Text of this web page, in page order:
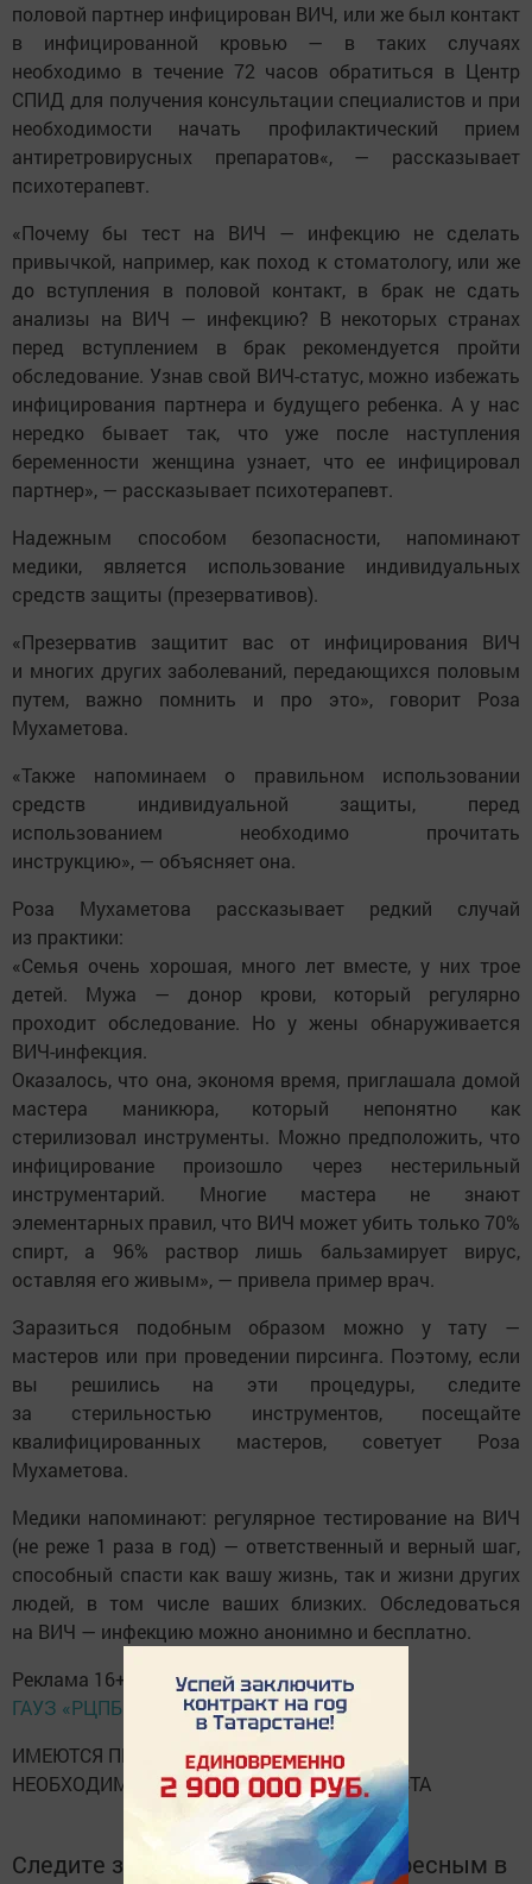
половой партнер инфицирован ВИЧ, или же был контакт
в инфицированной кровью — в таких случаях
необходимо в течение 72 часов обратиться в Центр
СПИД для получения консультации специалистов и при
необходимости начать профилактический прием
антиретровирусных препаратов«, — рассказывает
психотерапевт.
«Почему бы тест на ВИЧ — инфекцию не сделать
привычкой, например, как поход к стоматологу, или же
до вступления в половой контакт, в брак не сдать
анализы на ВИЧ — инфекцию? В некоторых странах
перед вступлением в брак рекомендуется пройти
обследование. Узнав свой ВИЧ-статус, можно избежать
инфицирования партнера и будущего ребенка. А у нас
нередко бывает так, что уже после наступления
беременности женщина узнает, что ее инфицировал
партнер», — рассказывает психотерапевт.
Надежным способом безопасности, напоминают
медики, является использование индивидуальных
средств защиты (презервативов).
«Презерватив защитит вас от инфицирования ВИЧ
и многих других заболеваний, передающихся половым
путем, важно помнить и про это», говорит Роза
Мухаметова.
«Также напоминаем о правильном использовании
средств индивидуальной защиты, перед
использованием необходимо прочитать
инструкцию», — объясняет она.
Роза Мухаметова рассказывает редкий случай
из практики:
«Семья очень хорошая, много лет вместе, у них трое
детей. Мужа — донор крови, который регулярно
проходит обследование. Но у жены обнаруживается
ВИЧ-инфекция.
Оказалось, что она, экономя время, приглашала домой
мастера маникюра, который непонятно как
стерилизовал инструменты. Можно предположить, что
инфицирование произошло через нестерильный
инструментарий. Многие мастера не знают
элементарных правил, что ВИЧ может убить только 70%
спирт, а 96% раствор лишь бальзамирует вирус,
оставляя его живым», — привела пример врач.
Заразиться подобным образом можно у тату —
мастеров или при проведении пирсинга. Поэтому, если
вы решились на эти процедуры, следите
за стерильностью инструментов, посещайте
квалифицированных мастеров, советует Роза
Мухаметова.
Медики напоминают: регулярное тестирование на ВИЧ
(не реже 1 раза в год) — ответственный и верный шаг,
способный спасти как вашу жизнь, так и жизни других
людей, в том числе ваших близких. Обследоваться
на ВИЧ — инфекцию можно анонимно и бесплатно.
Реклама 16+
ГАУЗ «РЦПБ СПИД и ИЗ МЗ РТ»
ИМЕЮТСЯ ПРОТИВОПОКАЗАНИЯ.
НЕОБХОДИМА КОНСУЛЬТАЦИЯ СПЕЦИАЛИСТА
Следите за самым важным и интересным в